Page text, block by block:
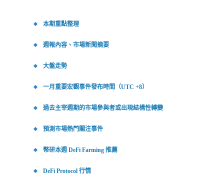
本期重點整理
週報內容、市場新聞摘要
大盤走勢
一月重要宏觀事件發布時間（UTC +8）
過去主宰週期的市場參與者或出現結構性轉變
預測市場熱門關注事件
幣研本週 DeFi Farming 推薦
DeFi Protocol 行情